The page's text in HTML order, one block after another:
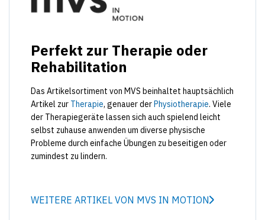
Perfekt zur Therapie oder
Rehabilitation
Das Artikelsortiment von MVS beinhaltet hauptsächlich
Artikel zur Therapie, genauer derPhysiotherapie. Viele
der Therapiegeräte lassen sich auch spielend leicht
selbst zuhause anwenden um diverse physische
Probleme durch einfache Übungen zu beseitigen oder
zumindest zu lindern.
WEITERE ARTIKEL VON MVS IN MOTION